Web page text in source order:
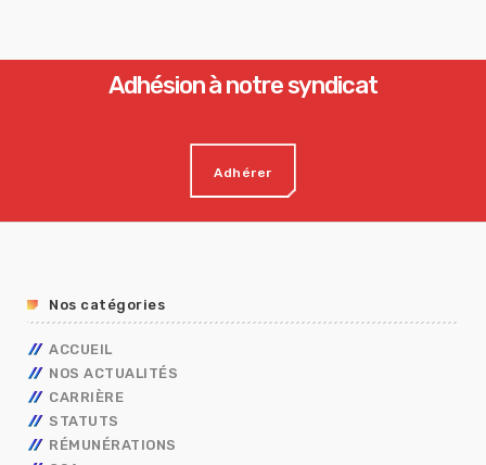
Adhésion à notre syndicat
Adhérer
Nos catégories
ACCUEIL
NOS ACTUALITÉS
CARRIÈRE
AVANCEMENT
TECHNIQUES
MOBILITÉ
STATUTS
FONCTIONNAIRES
RÉMUNÉRATIONS